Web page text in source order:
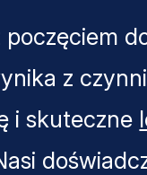
poczęciem
z
i skuteczne